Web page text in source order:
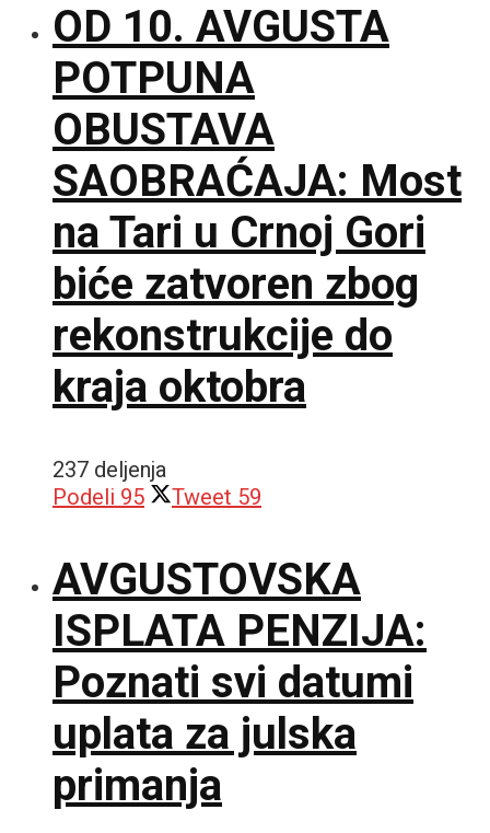
OD 10. AVGUSTA
POTPUNA
OBUSTAVA
SAOBRAĆAJA: Most
na Tari u Crnoj Gori
biće zatvoren zbog
rekonstrukcije do
kraja oktobra
237 deljenja
Podeli 95 Tweet 59
AVGUSTOVSKA
ISPLATA PENZIJA:
Poznati svi datumi
uplata za julska
primanja